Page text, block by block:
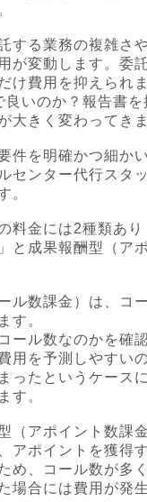
する業務の複雑さ
が変動します。委
け費用を抑えられ
良いのか？報告書
大きく変わってきま
件を明確かつ細か
センター代行スタ
。
料金には2種類あり
と成果報酬型（ア
ル数課金）は、コ
す。
ール数なのかを確
用を予測しやすい
ったというケース
す。
（アポイント数課
アポイントを獲得
め、コール数が多
場合には費用が発